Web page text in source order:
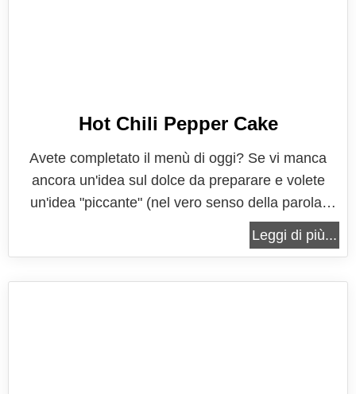
Hot Chili Pepper Cake
Avete completato il menù di oggi? Se vi manca
ancora un'idea sul dolce da preparare e volete
un'idea "piccante" (nel vero senso della parola)
non lasciatevi sfuggire la ricetta di questa torta
super cioccolatosa con un piccante retrogusto... La
Leggi di più...